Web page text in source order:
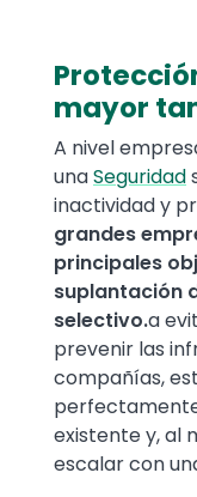
mayor
A nivel
unaSeguridad
inactividad y
grandes
principales
suplantación
selectivo.a
prevenir las
compañías,
existente y, al
escalar con